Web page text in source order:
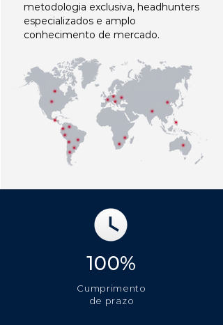
metodologia exclusiva, headhunters
especializados e amplo
conhecimento de mercado.
100%
Cumprimento
de prazo